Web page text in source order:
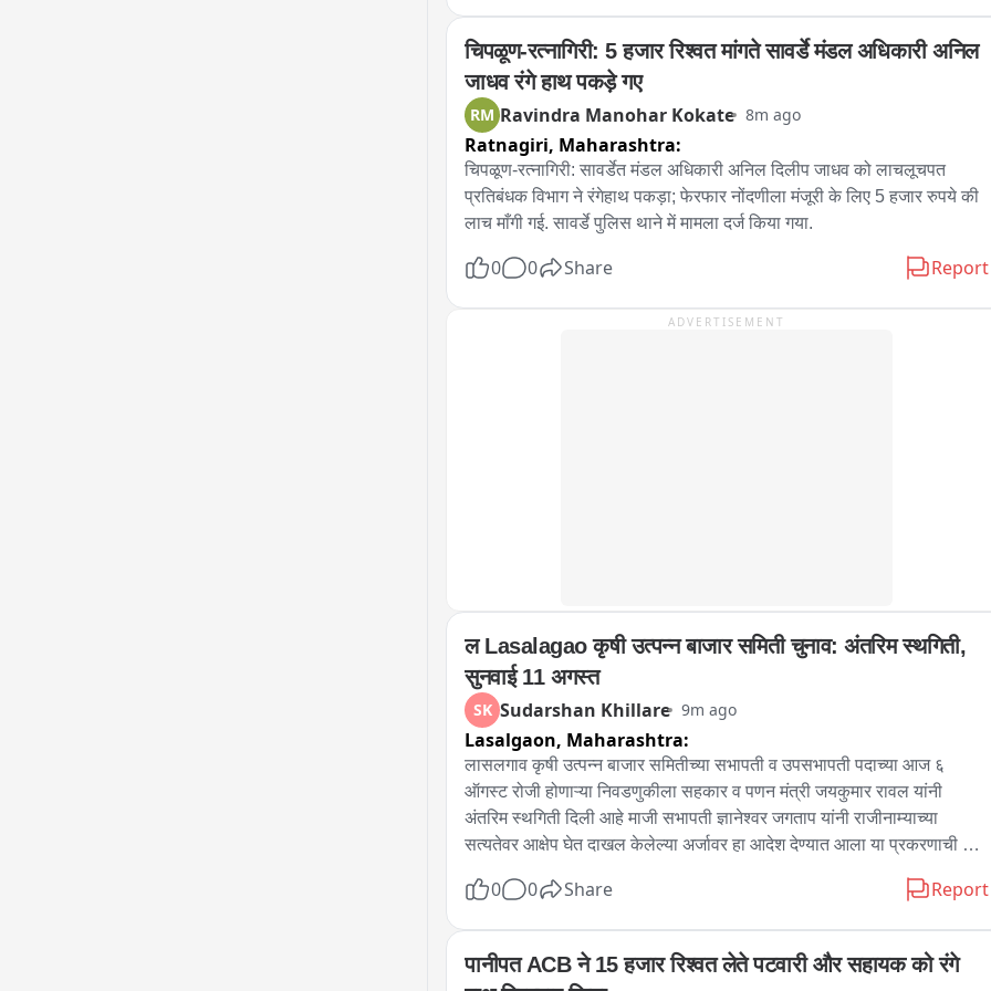
चिपळूण-रत्नागिरी: 5 हजार रिश्वत मांगते सावर्डे मंडल अधिकारी अनिल
जाधव रंगे हाथ पकड़े गए
RM Ravindra Manohar Kokate 8m ago
Ratnagiri, Maharashtra:
चिपळूण-रत्नागिरी: सावर्डेत मंडल अधिकारी अनिल दिलीप जाधव को लाचलूचपत
प्रतिबंधक विभाग ने रंगेहाथ पकड़ा; फेरफार नोंदणीला मंजूरी के लिए 5 हजार रुपये की
लाच माँगी गई. सावर्डे पुलिस थाने में मामला दर्ज किया गया.
0 0 Share Report
ADVERTISEMENT
ल Lasalagao कृषी उत्पन्न बाजार समिती चुनाव: अंतरिम स्थगिती,
सुनवाई 11 अगस्त
SK Sudarshan Khillare 9m ago
Lasalgaon, Maharashtra:
लासलगाव कृषी उत्पन्न बाजार समितीच्या सभापती व उपसभापती पदाच्या आज ६
ऑगस्ट रोजी होणाऱ्या निवडणुकीला सहकार व पणन मंत्री जयकुमार रावल यांनी
अंतरिम स्थगिती दिली आहे माजी सभापती ज्ञानेश्वर जगताप यांनी राजीनाम्याच्या
सत्यतेवर आक्षेप घेत दाखल केलेल्या अर्जावर हा आदेश देण्यात आला या प्रकरणाची
निर्णय स्पष्ट होणार आहे
0 0 Share Report
पानीपत ACB ने 15 हजार रिश्वत लेते पटवारी और सहायक को रंगे